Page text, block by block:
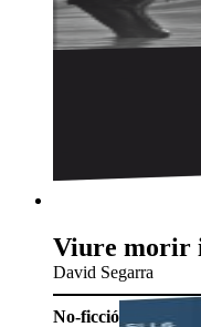
Viure morir
David Segarra
No-ficció